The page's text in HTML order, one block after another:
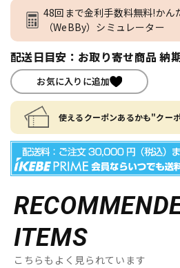
48回まで金利手数料無料!かん
（WeBBy）シミュレーター
配送日目安：お取り寄せ商品 納
お気に入りに追加
使えるクーポンあるかも"クー
ITEMS
こちらもよく見られています